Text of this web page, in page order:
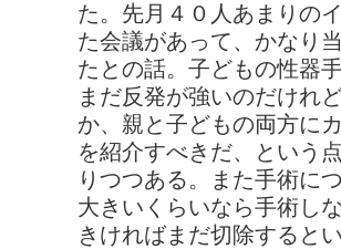
た。先月４０人あまりの
た会議があって、かなり
たとの話。子どもの性器
まだ反発が強いのだけれ
か、親と子どもの両方に
を紹介すべきだ、という
りつつある。また手術に
大きいくらいなら手術し
きければまだ切除すると